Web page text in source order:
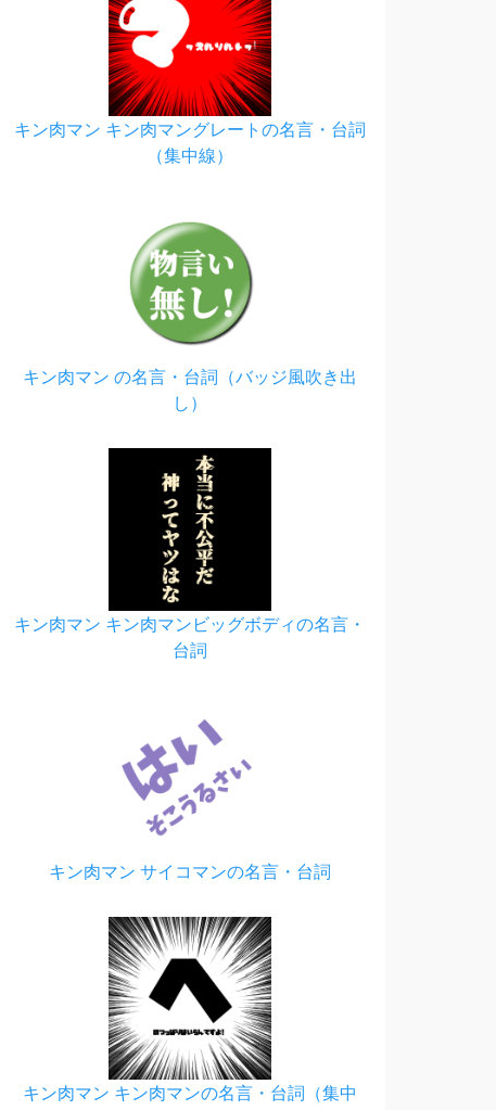
キン肉マン キン肉マングレートの名言・台詞
（集中線）
キン肉マン の名言・台詞（バッジ風吹き出
し）
キン肉マン キン肉マンビッグボディの名言・
台詞
キン肉マン サイコマンの名言・台詞
キン肉マン キン肉マンの名言・台詞（集中